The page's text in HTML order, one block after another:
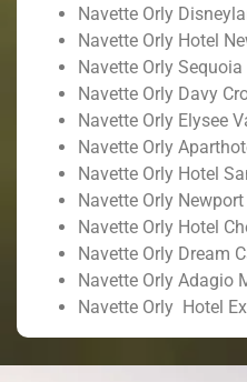
Navette Orly
Navette Orly Hotel
Navette Orly
Navette Orly Davy
Navette Orly Elysee
Navette Orly
Navette Orly Hotel
Navette Orly
Navette Orly Hotel
Navette Orly Dream
Navette Orly Adagio
Navette Orly Hotel